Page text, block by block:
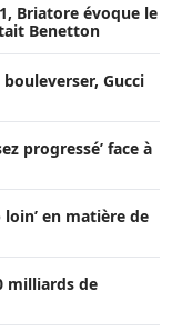
Briatore évoque le
Benetton
Gucci
progressé’ face à
loin’ en matière de
milliards de